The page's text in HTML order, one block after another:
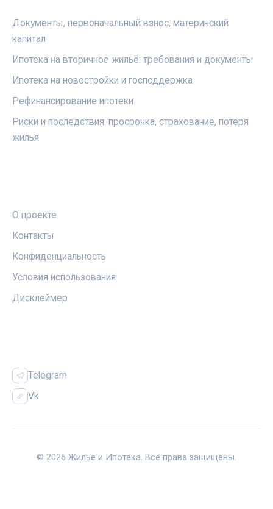
Документы, первоначальный взнос, материнский
капитал
Ипотека на вторичное жильё: требования и документы
Ипотека на новостройки и господдержка
Рефинансирование ипотеки
Риски и последствия: просрочка, страхование, потеря
жилья
О проекте
Контакты
Конфиденциальность
Условия использования
Дисклеймер
Telegram
Vk
© 2026 Жильё и Ипотека. Все права защищены.